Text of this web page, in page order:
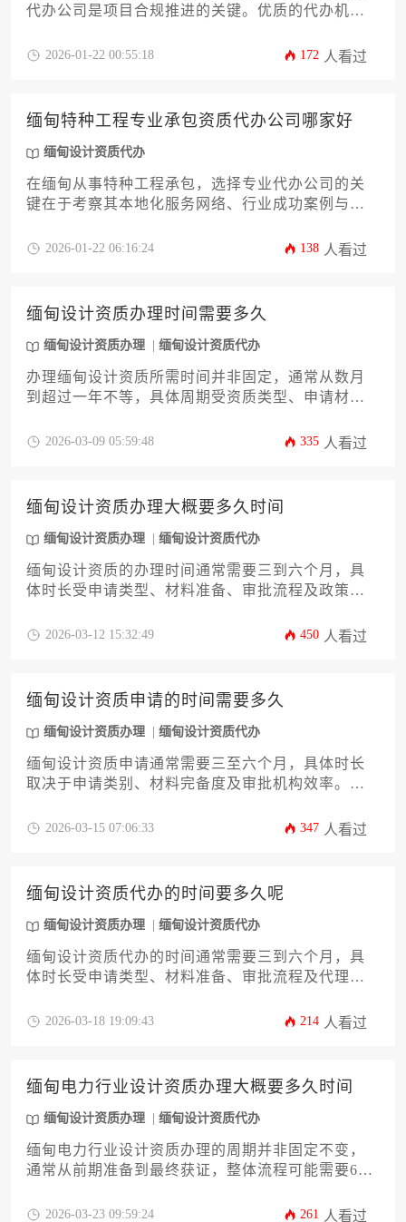
代办公司是项目合规推进的关键。优质的代办机构
成功案例三大核心优势，能够帮助企业高效完成从
2026-01-22 00:55:18 172 人看过
缅甸特种工程专业承包资质代办公司哪家好
缅甸设计资质代办
在缅甸从事特种工程承包，选择专业代办公司的关
键在于考察其本地化服务网络、行业成功案例与合
案资格，能够针对电力、爆破、隧道等特殊领域提
2026-01-22 06:16:24 138 人看过
缅甸设计资质办理时间需要多久
缅甸设计资质办理 缅甸设计资质代办
办理缅甸设计资质所需时间并非固定，通常从数月
到超过一年不等，具体周期受资质类型、申请材料
多重因素综合影响。
2026-03-09 05:59:48 335 人看过
缅甸设计资质办理大概要多久时间
缅甸设计资质办理 缅甸设计资质代办
缅甸设计资质的办理时间通常需要三到六个月，具
体时长受申请类型、材料准备、审批流程及政策变
能延长至半年以上。建议提前规划并与专业机构合
2026-03-12 15:32:49 450 人看过
缅甸设计资质申请的时间需要多久
缅甸设计资质办理 缅甸设计资质代办
缅甸设计资质申请通常需要三至六个月，具体时长
取决于申请类别、材料完备度及审批机构效率。对
上。提前准备合规文件并熟悉当地法规是缩短周期
2026-03-15 07:06:33 347 人看过
缅甸设计资质代办的时间要多久呢
缅甸设计资质办理 缅甸设计资质代办
缅甸设计资质代办的时间通常需要三到六个月，具
体时长受申请类型、材料准备、审批流程及代理机
业务的企业或个人而言，了解这一过程的关键环节
2026-03-18 19:09:43 214 人看过
缅甸电力行业设计资质办理大概要多久时间
缅甸设计资质办理 缅甸设计资质代办
缅甸电力行业设计资质办理的周期并非固定不变，
通常从前期准备到最终获证，整体流程可能需要6个
情况、项目复杂程度以及缅甸相关主管部门的审批
2026-03-23 09:59:24 261 人看过